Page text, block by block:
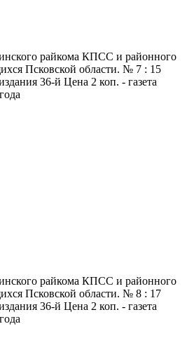
райкома КПСС и районного
Псковской области. № 7 : 15
36-й Цена 2 коп. - газета
райкома КПСС и районного
Псковской области. № 8 : 17
36-й Цена 2 коп. - газета